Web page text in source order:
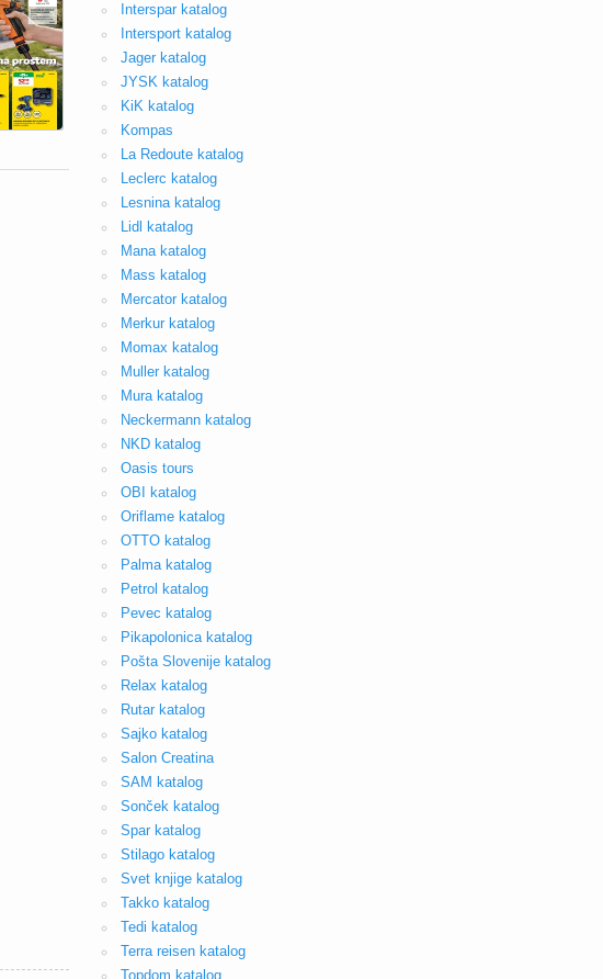
Interspar katalog
Intersport katalog
Jager katalog
JYSK katalog
KiK katalog
Kompas
La Redoute katalog
Leclerc katalog
Lesnina katalog
Lidl katalog
Mana katalog
Mass katalog
Mercator katalog
Merkur katalog
Momax katalog
Muller katalog
Mura katalog
Neckermann katalog
NKD katalog
Oasis tours
OBI katalog
Oriflame katalog
OTTO katalog
Palma katalog
Petrol katalog
Pevec katalog
Pikapolonica katalog
Pošta Slovenije katalog
Relax katalog
Rutar katalog
Sajko katalog
Salon Creatina
SAM katalog
Sonček katalog
Spar katalog
Stilago katalog
Svet knjige katalog
Takko katalog
Tedi katalog
Terra reisen katalog
Topdom katalog